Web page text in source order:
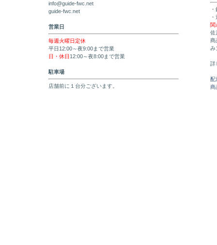
info@guide-fwc.net
guide-fwc.net
営業日
毎週火曜日定休
平日12:00～夜9:00まで営業
日・休日 12:00～夜8:00まで営業
駐車場
店舗前に１台分ございます。
関
佐
商
み
詳
配
商